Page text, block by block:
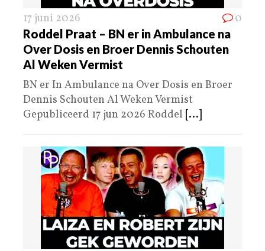
17 juni 2026 0
Roddel Praat – BN er in Ambulance na
Over Dosis en Broer Dennis Schouten
Al Weken Vermist
BN er In Ambulance na Over Dosis en Broer
Dennis Schouten Al Weken Vermist
Gepubliceerd 17 jun 2026 Roddel [...]